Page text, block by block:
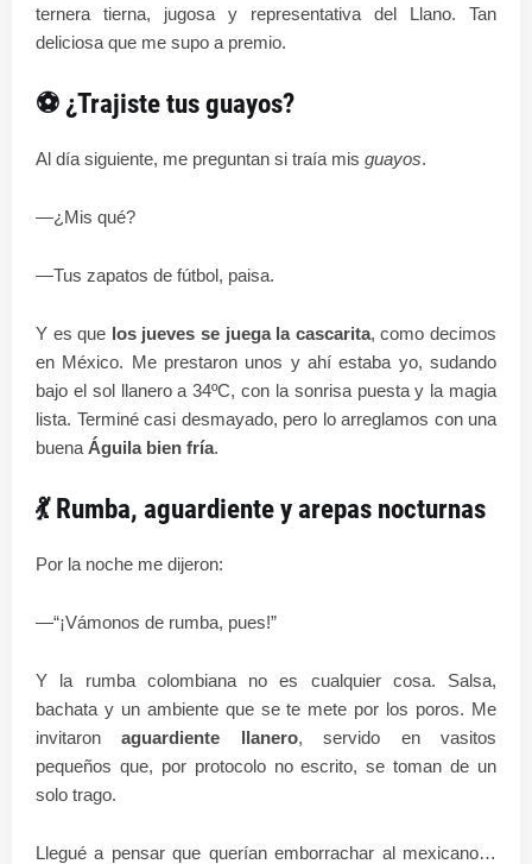
ternera tierna, jugosa y representativa del Llano. Tan
deliciosa que me supo a premio.
⚽ ¿Trajiste tus guayos?
Al día siguiente, me preguntan si traía mis guayos.
—¿Mis qué?
—Tus zapatos de fútbol, paisa.
Y es que los jueves se juega la cascarita, como decimos
en México. Me prestaron unos y ahí estaba yo, sudando
bajo el sol llanero a 34ºC, con la sonrisa puesta y la magia
lista. Terminé casi desmayado, pero lo arreglamos con una
buena Águila bien fría.
💃 Rumba, aguardiente y arepas nocturnas
Por la noche me dijeron:
—“¡Vámonos de rumba, pues!”
Y la rumba colombiana no es cualquier cosa. Salsa,
bachata y un ambiente que se te mete por los poros. Me
invitaronaguardiente llanero, servido en vasitos
pequeños que, por protocolo no escrito, se toman de un
solo trago.
Llegué a pensar que querían emborrachar al mexicano…